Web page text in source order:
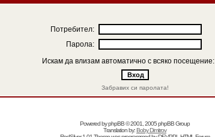
Потребител:
Парола:
Искам да влизам автоматично с всяко посещение:
Забравих си паролата!
Powered byphpBB© 2001, 2005 phpBB Group
Translation by:Boby Dimitrov